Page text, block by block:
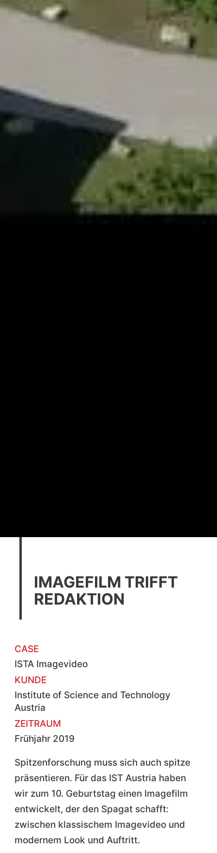
IMAGEFILM TRIFFT
REDAKTION
CASE
ISTA Imagevideo
KUNDE
Institute of Science and Technology
Austria
ZEITRAUM
Frühjahr 2019
Spitzenforschung muss sich auch spitze
präsentieren. Für das IST Austria haben
wir zum 10. Geburtstag einen Imagefilm
entwickelt, der den Spagat schafft:
zwischen klassischem Imagevideo und
modernem Look und Auftritt.